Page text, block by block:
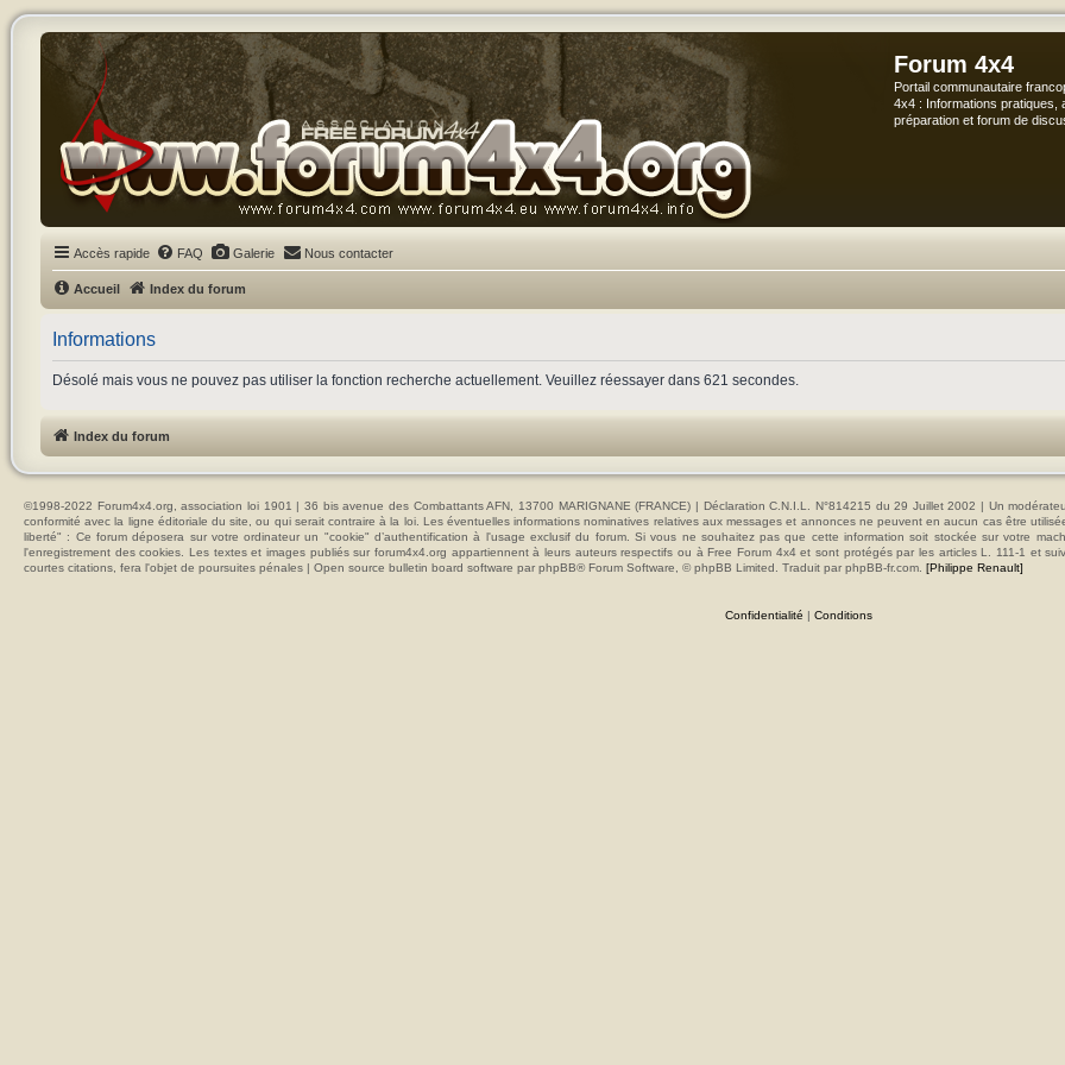
Forum 4x4
Portail communautaire
4x4 : Informations pratiques,
préparation et forum de
Accès rapide FAQ Galerie Nous contacter
Accueil Index du forum
Informations
Désolé mais vous ne pouvez pas utiliser la fonction recherche actuellement. Veuillez réessayer dans 621 secondes.
Index du forum
©1998-2022 Forum4x4.org, association loi 1901 | 36 bis avenue des Combattants AFN, 13700 MARIGNANE (FRANCE) | Déclaration C.N.I.L. N°814215 du 29 Juillet 2002 | Un
conformité avec la ligne éditoriale du site, ou qui serait contraire à la loi. Les éventuelles informations nominatives relatives aux messages et annonces ne peuvent en aucun cas être
liberté" : Ce forum déposera sur votre ordinateur un "cookie" d’authentification à l'usage exclusif du forum. Si vous ne souhaitez pas que cette information soit stockée sur votre
l'enregistrement des cookies. Les textes et images publiés sur forum4x4.org appartiennent à leurs auteurs respectifs ou à Free Forum 4x4 et sont protégés par les articles L. 111-1 et
courtes citations, fera l'objet de poursuites pénales | Open source bulletin board software par phpBB® Forum Software, © phpBB Limited. Traduit par phpBB-fr.com. [Philippe Renault]
Confidentialité | Conditions